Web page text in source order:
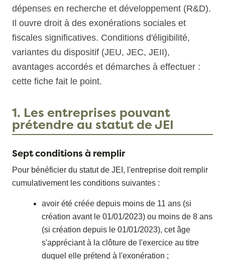
dépenses en recherche et développement (R&D).
Il ouvre droit à des exonérations sociales et
fiscales significatives. Conditions d'éligibilité,
variantes du dispositif (JEU, JEC, JEII),
avantages accordés et démarches à effectuer :
cette fiche fait le point.
1. Les entreprises pouvant
prétendre au statut de JEI
Sept conditions à remplir
Pour bénéficier du statut de JEI, l'entreprise doit remplir
cumulativement les conditions suivantes :
avoir été créée depuis moins de 11 ans (si
création avant le 01/01/2023) ou moins de 8 ans
(si création depuis le 01/01/2023), cet âge
s'appréciant à la clôture de l'exercice au titre
duquel elle prétend à l'exonération ;